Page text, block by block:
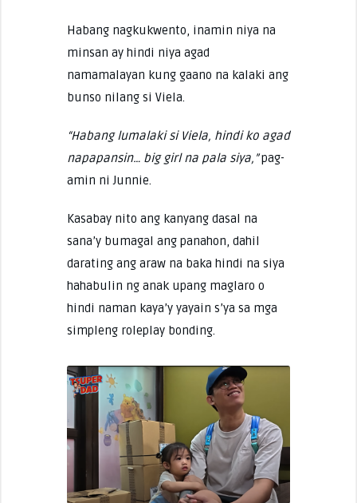
Habang nagkukwento, inamin niya na
minsan ay hindi niya agad
namamalayan kung gaano na kalaki ang
bunso nilang si Viela.
“Habang lumalaki si Viela, hindi ko agad
napapansin… big girl na pala siya,”pag-
amin ni Junnie.
Kasabay nito ang kanyang dasal na
sana’y bumagal ang panahon, dahil
darating ang araw na baka hindi na siya
hahabulin ng anak upang maglaro o
hindi naman kaya’y yayain s’ya sa mga
simpleng roleplay bonding.